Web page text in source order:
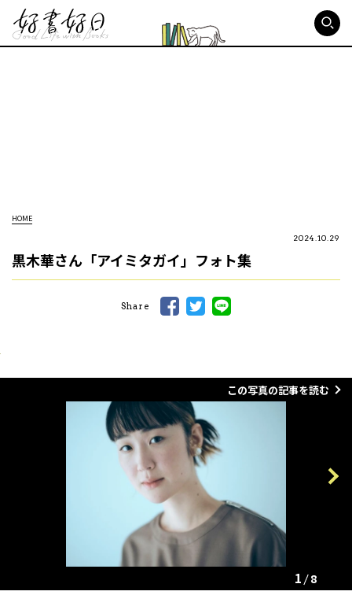
HOME
2024.10.29
黒木華さん「アイミタガイ」フォト集
Share
この写真の記事を読む
Next
1 8